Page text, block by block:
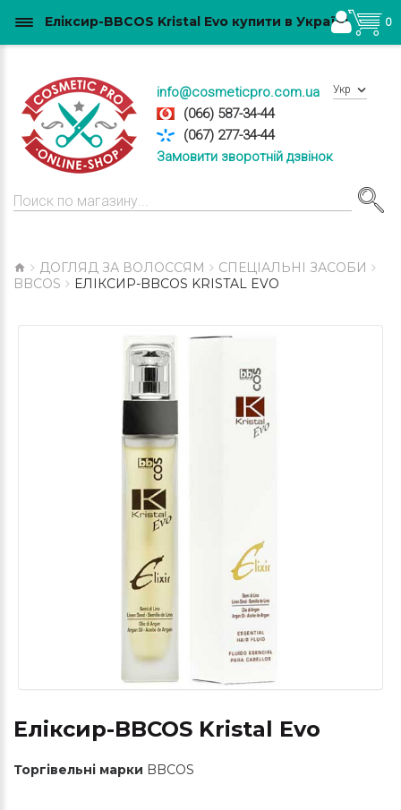
info@cosmeticpro.com.ua
(066) 587-34-44
(067) 277-34-44
Замовити зворотній дзвінок
Укр
0
ДОГЛЯД ЗА ВОЛОССЯМ
СПЕЦІАЛЬНІ ЗАСОБИ
BBCOS
ЕЛІКСИР-BBCOS KRISTAL EVO
Еліксир-BBCOS Kristal Evo
Торгівельні марки BBCOS
Еліксир-BBCOS Kristal Evo купити в Україні